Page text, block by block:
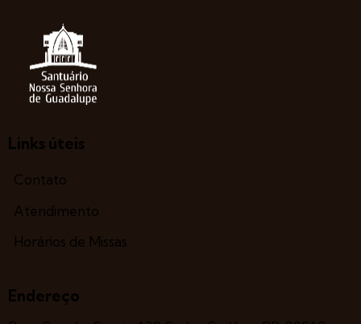
Links úteis
Contato
Atendimento
Horários de Missas
Endereço